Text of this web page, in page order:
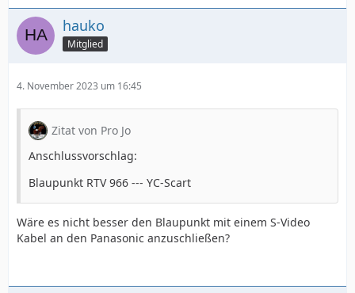
hauko
Mitglied
4. November 2023 um 16:45
Zitat von Pro Jo
Anschlussvorschlag:
Blaupunkt RTV 966 --- YC-Scart
Wäre es nicht besser den Blaupunkt mit einem S-Video
Kabel an den Panasonic anzuschließen?